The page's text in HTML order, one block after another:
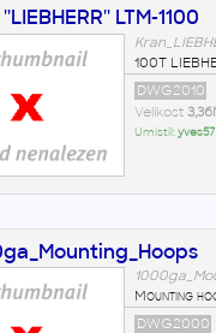
LTM-1100
100T
DWG2010
Velikost
Umístil:yves57
Mounting
DWG2000